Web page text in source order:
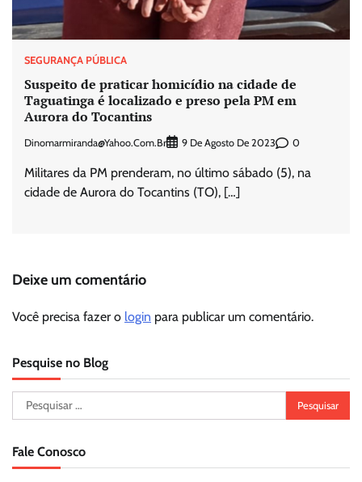
SEGURANÇA PÚBLICA
Suspeito de praticar homicídio na cidade de
Taguatinga é localizado e preso pela PM em
Aurora do Tocantins
Dinomarmiranda@yahoo.com.br 9 De Agosto De 2023 0
Militares da PM prenderam, no último sábado (5), na
cidade de Aurora do Tocantins (TO), […]
Deixe um comentário
Você precisa fazer o login para publicar um comentário.
Pesquise no Blog
Pesquisar
por:
Fale Conosco